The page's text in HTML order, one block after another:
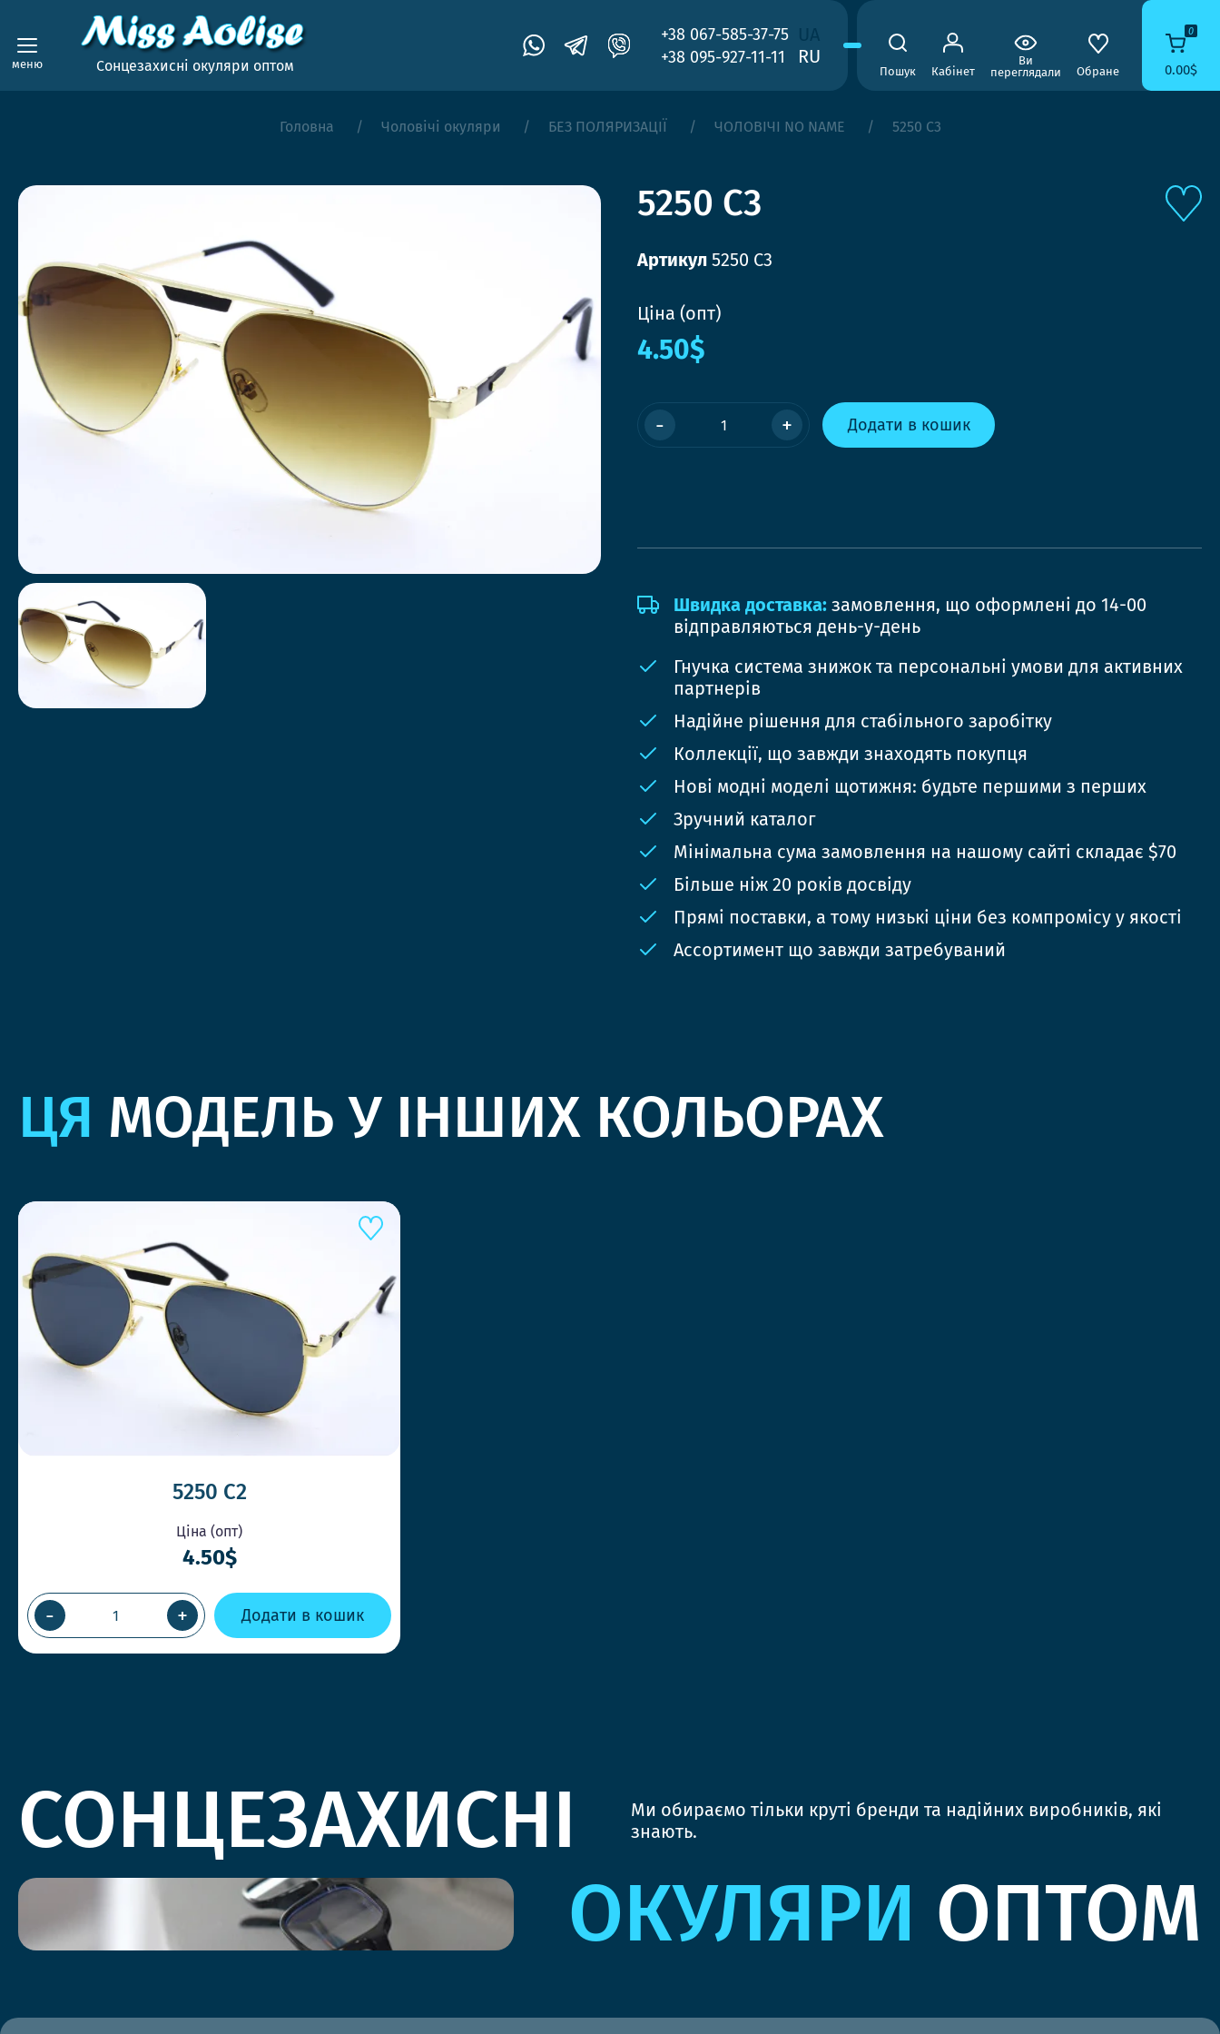
меню Сонцезахисні окуляри оптом
+38 067-585-37-75
+38 095-927-11-11
RU
Пошук Кабінет
Ви
переглядали
Обране
0
0.00$
Головна Чоловічі окуляри БЕЗ ПОЛЯРИЗАЦІЇ ЧОЛОВІЧІ NO NAME 5250 C3
5250 C3
Артикул 5250 C3
Ціна (опт)
4.50$
- + Додати в кошик
Швидка доставка: замовлення, що оформлені до 14-00
відправляються день-у-день
Гнучка система знижок та персональні умови для активних
партнерів
Надійне рішення для стабільного заробітку
Коллекції, що завжди знаходять покупця
Нові модні моделі щотижня: будьте першими з перших
Зручний каталог
Мінімальна сума замовлення на нашому сайті складає $70
Більше ніж 20 років досвіду
Прямі поставки, а тому низькі ціни без компромісу у якості
Ассортимент що завжди затребуваний
ЦЯ МОДЕЛЬ У ІНШИХ КОЛЬОРАХ
5250 C2
Ціна (опт)
4.50$
- + Додати в кошик
СОНЦЕЗАХИСНІ
Ми обираємо тільки круті бренди та надійних виробників, які
знають.
ОКУЛЯРИ ОПТОМ